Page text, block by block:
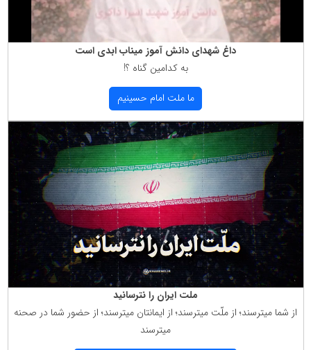
داغ شهدای دانش آموز میناب ابدی است
به كدامین گناه ؟!
ما ملت امام حسینیم
ملت ایران را نترسانید
از شما میترسند؛ از ملّت میترسند؛ از ایمانتان میترسند؛ از حضور شما در صحنه
میترسند